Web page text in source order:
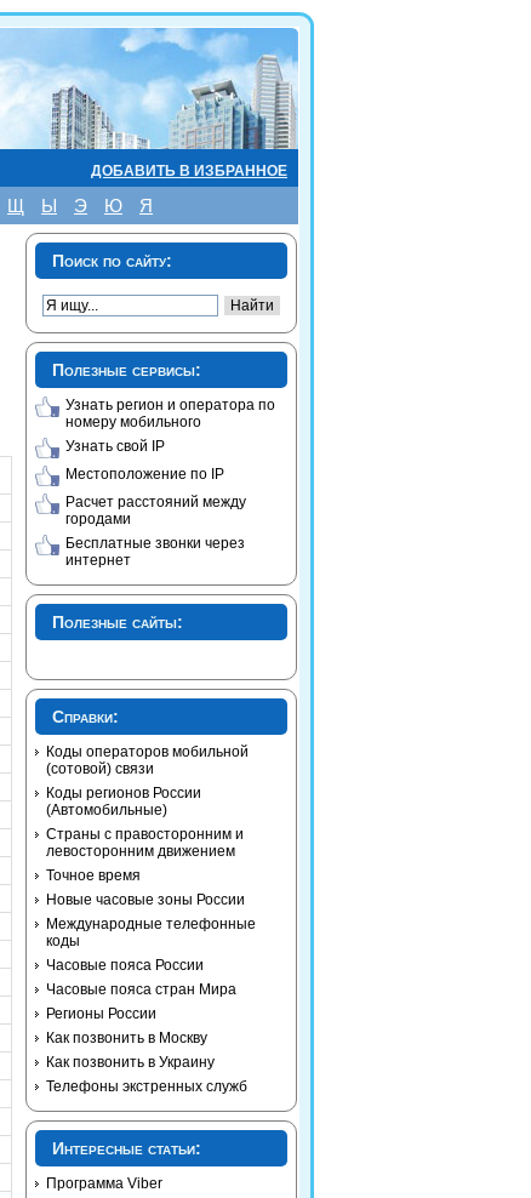
ДОБАВИТЬ В ИЗБРАННОЕ
Щ Ы Э Ю Я
Поиск по сайту:
Полезные сервисы:
Узнать регион и оператора по
номеру мобильного
Узнать свой IP
Местоположение по IP
Расчет расстояний между
городами
Бесплатные звонки через
интернет
Полезные сайты:
Справки:
Коды операторов мобильной
(сотовой) связи
Коды регионов России
(Автомобильные)
Страны с правосторонним и
левосторонним движением
Точное время
Новые часовые зоны России
Международные телефонные
коды
Часовые пояса России
Часовые пояса стран Мира
Регионы России
Как позвонить в Москву
Как позвонить в Украину
Телефоны экстренных служб
Интересные статьи:
Программа Viber